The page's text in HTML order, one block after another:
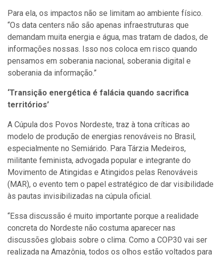
Para ela, os impactos não se limitam ao ambiente físico.
“Os data centers não são apenas infraestruturas que
demandam muita energia e água, mas tratam de dados, de
informações nossas. Isso nos coloca em risco quando
pensamos em soberania nacional, soberania digital e
soberania da informação.”
‘Transição energética é falácia quando sacrifica
territórios’
A Cúpula dos Povos Nordeste, traz à tona críticas ao
modelo de produção de energias renováveis no Brasil,
especialmente no Semiárido. Para Tárzia Medeiros,
militante feminista, advogada popular e integrante do
Movimento de Atingidas e Atingidos pelas Renováveis
(MAR), o evento tem o papel estratégico de dar visibilidade
às pautas invisibilizadas na cúpula oficial.
“Essa discussão é muito importante porque a realidade
concreta do Nordeste não costuma aparecer nas
discussões globais sobre o clima. Como a COP30 vai ser
realizada na Amazônia, todos os olhos estão voltados para